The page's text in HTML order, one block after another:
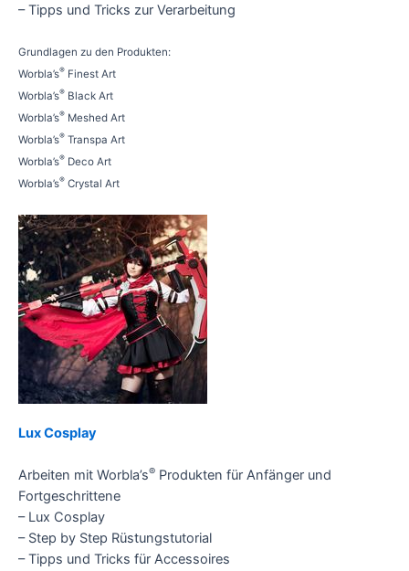
– Tipps und Tricks zur Verarbeitung
Grundlagen zu den Produkten:
Worbla’s® Finest Art
Worbla’s® Black Art
Worbla’s® Meshed Art
Worbla’s® Transpa Art
Worbla’s® Deco Art
Worbla’s® Crystal Art
Lux Cosplay
Arbeiten mit Worbla’s® Produkten für Anfänger und
Fortgeschrittene
– Lux Cosplay
– Step by Step Rüstungstutorial
– Tipps und Tricks für Accessoires